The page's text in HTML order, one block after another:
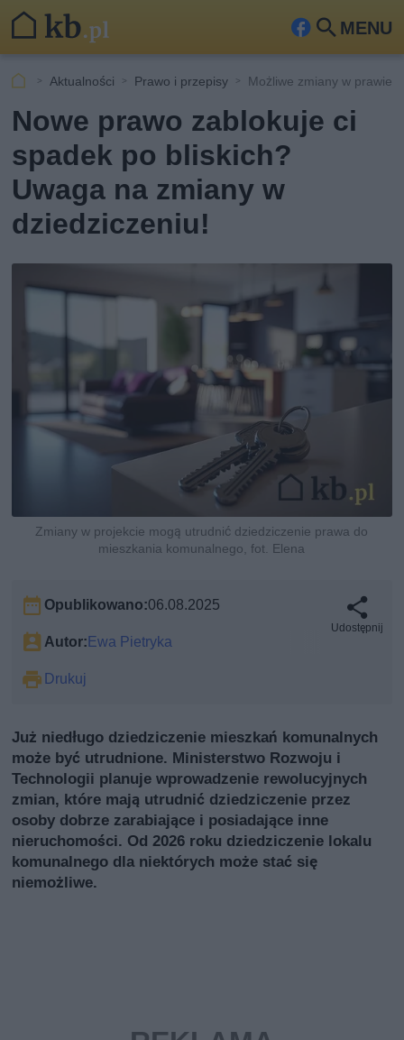
MENU
Fa
ook
Szu
kaj
Aktualności Prawo i przepisy Możliwe zmiany w prawie
Nowe prawo zablokuje ci
spadek po bliskich?
Uwaga na zmiany w
dziedziczeniu!
Zmiany w projekcie mogą utrudnić dziedziczenie prawa do
mieszkania komunalnego, fot. Elena
Opublikowano:06.08.2025
Autor:Ewa Pietryka
Drukuj
Udostępnij
Już niedługo dziedziczenie mieszkań komunalnych
może być utrudnione. Ministerstwo Rozwoju i
Technologii planuje wprowadzenie rewolucyjnych
zmian, które mają utrudnić dziedziczenie przez
osoby dobrze zarabiające i posiadające inne
nieruchomości. Od 2026 roku dziedziczenie lokalu
komunalnego dla niektórych może stać się
niemożliwe.